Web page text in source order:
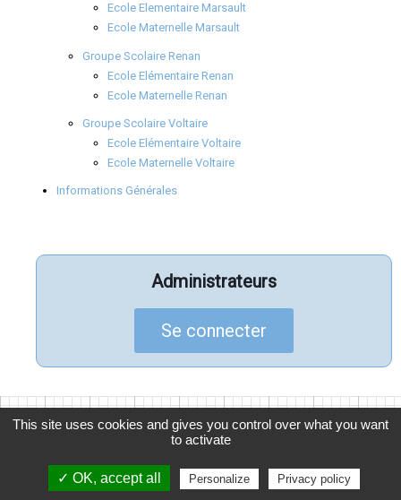
Ecole Elementaire Marsault
Ecole Maternelle Marsault
Groupe Scolaire Renan
Ecole Elémentaire Renan
Ecole Maternelle Renan
Groupe Scolaire Voltaire
Ecole Elémentaire Voltaire
Ecole Maternelle Voltaire
Informations Générales
Administrateurs
Se connecter
Garenne Colombes
This site uses cookies and gives you control over what you want
to activate
✓ OK, accept all Personalize Privacy policy